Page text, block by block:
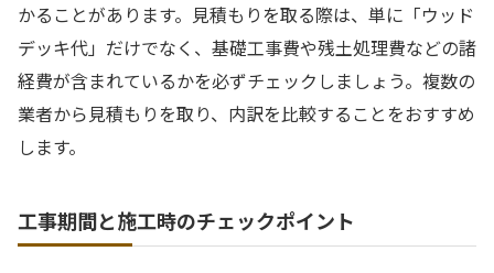
かることがあります。見積もりを取る際は、単に「ウッド
デッキ代」だけでなく、基礎工事費や残土処理費などの諸
経費が含まれているかを必ずチェックしましょう。複数の
業者から見積もりを取り、内訳を比較することをおすすめ
します。
工事期間と施工時のチェックポイント